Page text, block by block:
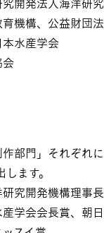
開発法人海洋研究
機構、公益財団法
水産学会
会
部門」それぞれに
ます。
究開発機構理事長
学会会長賞、朝日